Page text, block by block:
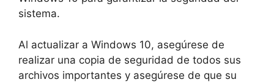
sistema.
Al actualizar a Windows 10, asegúrese de
realizar una copia de seguridad de todos sus
archivos importantes y asegúrese de que su